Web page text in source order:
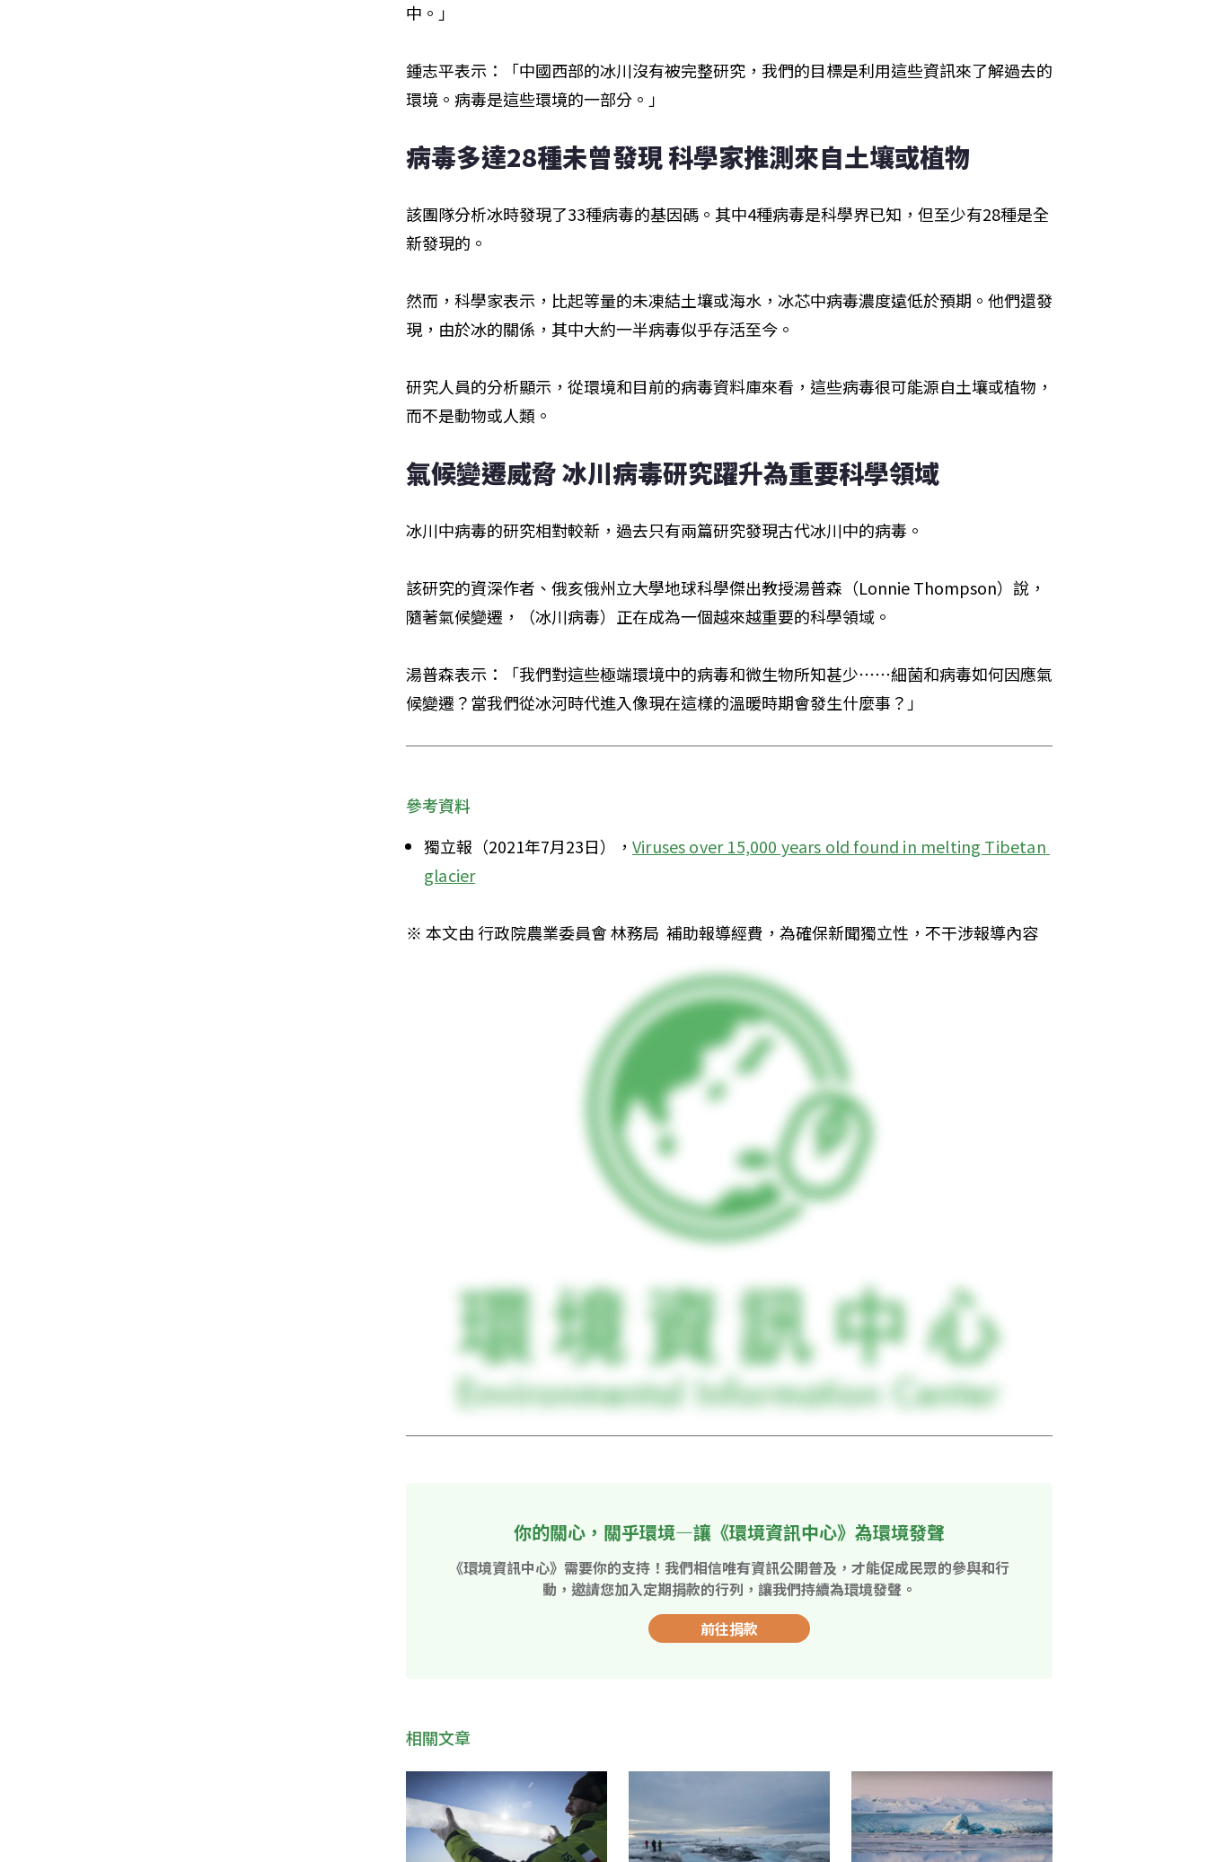
中。」
鍾志平表示：「中國西部的冰川沒有被完整研究，我們的目標是利用這些資訊來了解過去的
環境。病毒是這些環境的一部分。」
病毒多達28種未曾發現 科學家推測來自土壤或植物
該團隊分析冰時發現了33種病毒的基因碼。其中4種病毒是科學界已知，但至少有28種是全
新發現的。
然而，科學家表示，比起等量的未凍結土壤或海水，冰芯中病毒濃度遠低於預期。他們還發
現，由於冰的關係，其中大約一半病毒似乎存活至今。
研究人員的分析顯示，從環境和目前的病毒資料庫來看，這些病毒很可能源自土壤或植物，
而不是動物或人類。
氣候變遷威脅 冰川病毒研究躍升為重要科學領域
冰川中病毒的研究相對較新，過去只有兩篇研究發現古代冰川中的病毒。
該研究的資深作者、俄亥俄州立大學地球科學傑出教授湯普森（Lonnie Thompson）說，
隨著氣候變遷，（冰川病毒）正在成為一個越來越重要的科學領域。
湯普森表示：「我們對這些極端環境中的病毒和微生物所知甚少⋯⋯細菌和病毒如何因應氣
候變遷？當我們從冰河時代進入像現在這樣的溫暖時期會發生什麼事？」
參考資料
獨立報（2021年7月23日）， Viruses over 15,000 years old found in melting Tibetan
glacier
※ 本文由 行政院農業委員會 林務局  補助報導經費，為確保新聞獨立性，不干涉報導內容
你的關心，關乎環境—讓《環境資訊中心》為環境發聲
《環境資訊中心》需要你的支持！我們相信唯有資訊公開普及，才能促成民眾的參與和行
動，邀請您加入定期捐款的行列，讓我們持續為環境發聲。
前往捐款
相關文章